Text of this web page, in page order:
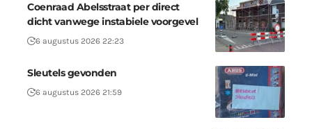
Coenraad Abelsstraat per direct
dicht vanwege instabiele voorgevel
6 augustus 2026 22:23
Sleutels gevonden
6 augustus 2026 21:59